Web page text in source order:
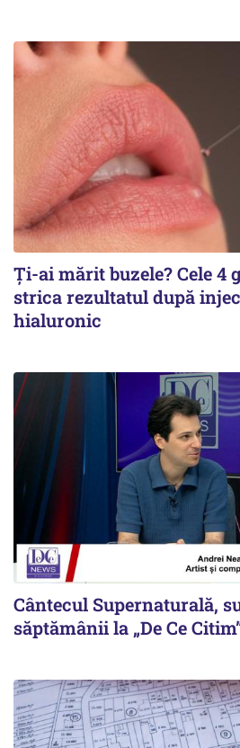
Ți-ai mărit buzele? Cele 4
strica rezultatul după
hialuronic
Cântecul Supernaturală,
săptămânii la „De Ce